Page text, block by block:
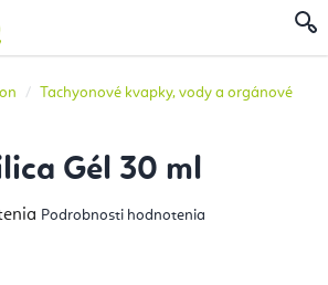
Tachyonové kvapky, vody a orgánové
Gél 30 ml
Podrobnosti hodnotenia